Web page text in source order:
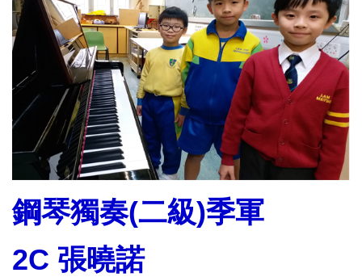
鋼琴獨奏(二級)季軍
2C 張曉諾